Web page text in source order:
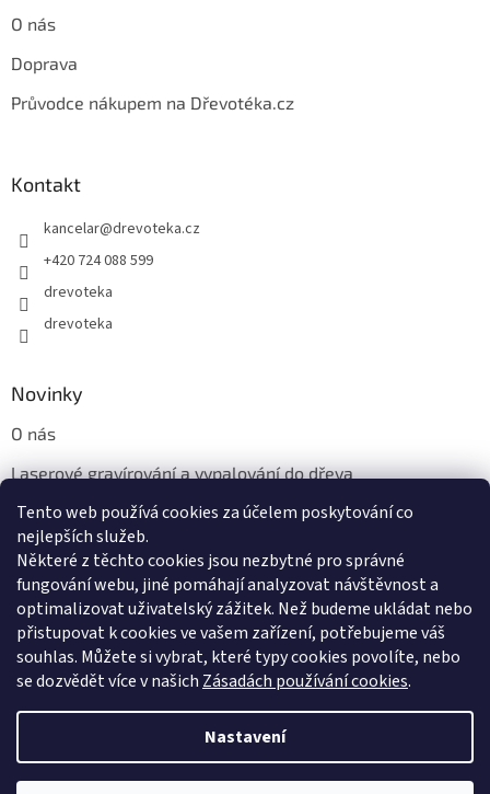
Tento web používá cookies za účelem poskytování co
nejlepších služeb.
Některé z těchto cookies jsou nezbytné pro správné
fungování webu, jiné pomáhají analyzovat návštěvnost a
optimalizovat uživatelský zážitek. Než budeme ukládat nebo
přistupovat k cookies ve vašem zařízení, potřebujeme váš
souhlas. Můžete si vybrat, které typy cookies povolíte, nebo
se dozvědět více v našich Zásadách používání cookies.
Nastavení
O nás
Doprava
Průvodce nákupem na Dřevotéka.cz
Kontakt
kancelar@drevoteka.cz
+420 724 088 599
drevoteka
drevoteka
Novinky
O nás
Laserové gravírování a vypalování do dřeva
Proč jíst z přírodních dřevěných talířů: Ekologická a Stylová
Volba
Copyright 2026Dřevotéka. Všechna práva vyhrazena.Upravit